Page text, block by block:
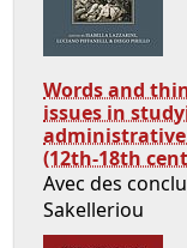
Words and
issues in
administrative
(12th-18th
Avec des
Sakelleriou